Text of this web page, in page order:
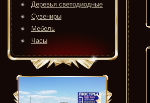
Деревья светодиодные
Сувениры
Мебель
Часы